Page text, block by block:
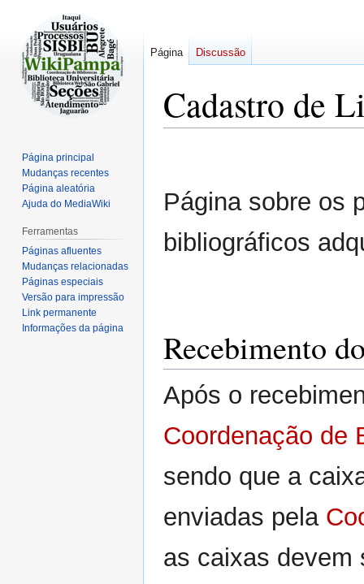
Cadastro de
Página sobre os
bibliográficos
Recebimento
Após o
Coordenação de
sendo que a
enviadas pela
as caixas devem
Página Discussão
Página principal
Mudanças recentes
Página aleatória
Ajuda do MediaWiki
Ferramentas
Páginas afluentes
Mudanças relacionadas
Páginas especiais
Versão para impressão
Link permanente
Informações da página